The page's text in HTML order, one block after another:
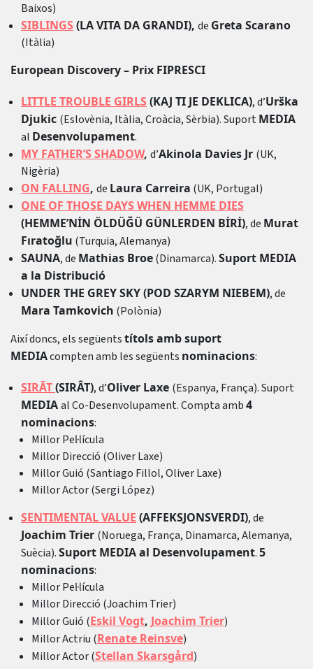
Baixos)
SIBLINGS (LA VITA DA GRANDI), de Greta Scarano
(Itàlia)
European Discovery – Prix FIPRESCI
LITTLE TROUBLE GIRLS (KAJ TI JE DEKLICA), d’Urška
Djukic (Eslovènia, Itàlia, Croàcia, Sèrbia). SuportMEDIA
al Desenvolupament.
MY FATHER’S SHADOW, d’Akinola Davies Jr (UK,
Nigèria)
ON FALLING, de Laura Carreira (UK, Portugal)
ONE OF THOSE DAYS WHEN HEMME DIES
(HEMME’NİN ÖLDÜĞÜ GÜNLERDEN BİRİ), de Murat
Fıratoğlu (Turquia, Alemanya)
SAUNA, de Mathias Broe(Dinamarca).Suport MEDIA
a la Distribució
UNDER THE GREY SKY (POD SZARYM NIEBEM), de
Mara Tamkovich (Polònia)
Així doncs, els següentstítols amb suport
MEDIAcompten amb les següents nominacions:
SIRĀT(SIRÂT), d’Oliver Laxe (Espanya, França). Suport
MEDIAal Co-Desenvolupament. Compta amb4
nominacions:
Millor Pel·lícula
Millor Direcció (Oliver Laxe)
Millor Guió (Santiago Fillol, Oliver Laxe)
Millor Actor (Sergi López)
SENTIMENTAL VALUE (AFFEKSJONSVERDI), de
Joachim Trier (Noruega, França, Dinamarca, Alemanya,
Suècia).Suport MEDIA al Desenvolupament.5
nominacions:
Millor Pel·lícula
Millor Direcció (Joachim Trier)
Millor Guió (Eskil Vogt, Joachim Trier)
Millor Actriu (Renate Reinsve)
Millor Actor (Stellan Skarsgård)